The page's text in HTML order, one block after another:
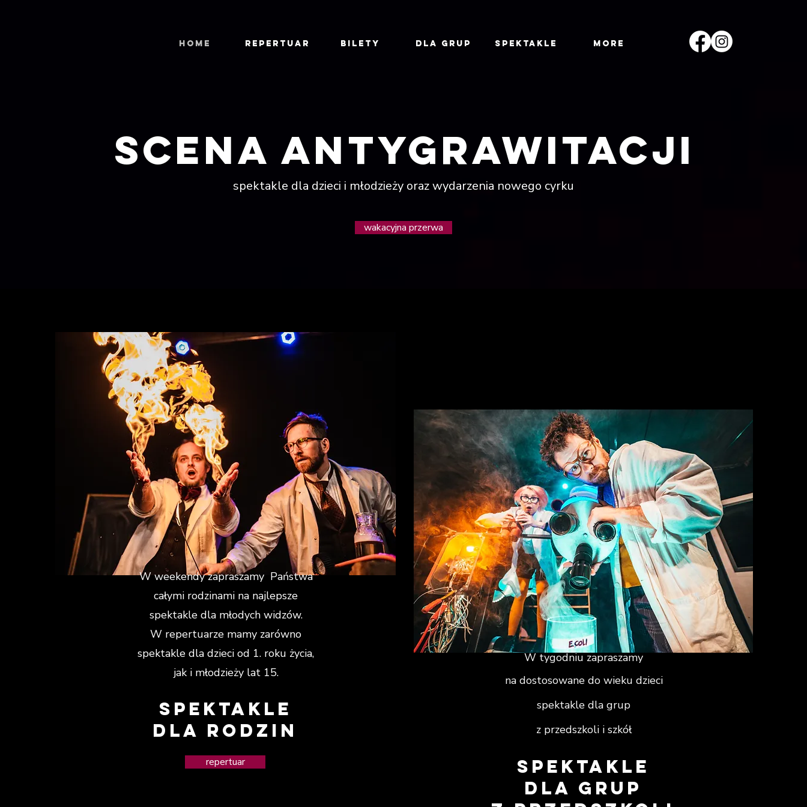
HOME REPERTUAR BILETY DLA GRUP Spektakle More
scena antygrawitacji
spektakle dla dzieci i młodzieży oraz wydarzenia nowego cyrku
wakacyjna przerwa
W weekendy zapraszamy Państwa
całymi rodzinami na najlepsze
spektakle dla młodych widzów.
W repertuarze mamy zarówno
spektakle dla dzieci od 1. roku życia,
jak i młodzieży lat 15.
spektakle
dla rodzin
repertuar
W tygodniu zapraszamy
na dostosowane do wieku dzieci
spektakle dla grup
z przedszkoli i szkół
spektakle
dla grup